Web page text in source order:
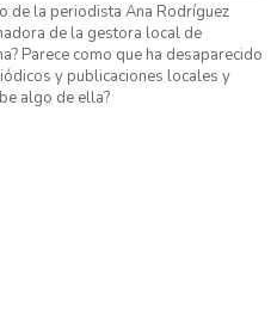
de la periodista Ana Rodríguez
de la gestora local de
Parece como que ha desaparecido
y publicaciones locales y
algo de ella?